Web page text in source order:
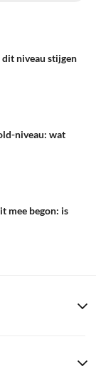
dit niveau stijgen
niveau: wat
mee begon: is